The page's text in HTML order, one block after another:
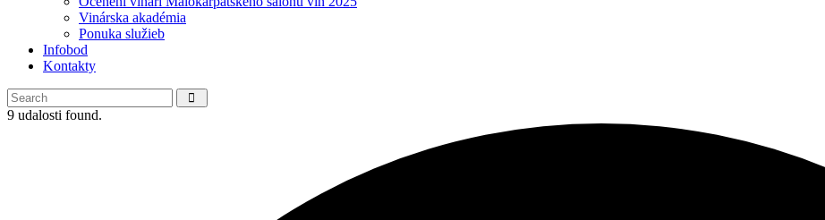
Vinárska akadémia
Ponuka služieb
Infobod
Kontakty
9 udalosti found.